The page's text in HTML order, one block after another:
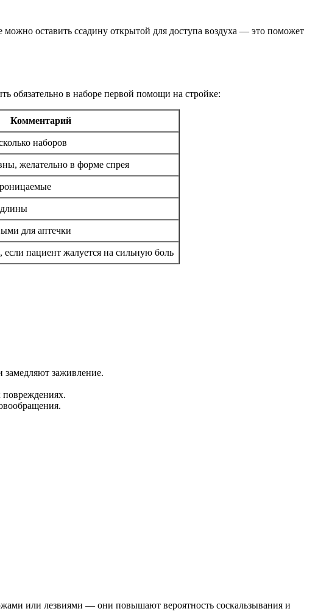
оставить ссадину открытой для доступа воздуха — это поможет
обязательно в наборе первой помощи на стройке:
Комментарий
наборов
желательно в форме спрея
для аптечки
если пациент жалуется на сильную боль
замедляют заживление.
повреждениях.
или лезвиями — они повышают вероятность соскальзывания и